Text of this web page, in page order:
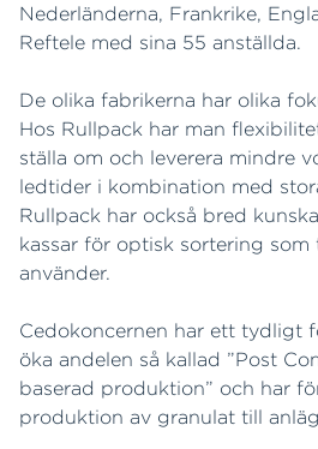
Nederländerna, Frankrike,
Reftele med sina 55 anställda.
De olika fabrikerna har olika
Hos Rullpack har man
ställa om och leverera mindre
ledtider i kombination med
Rullpack har också bred
kassar för optisk sortering som
använder.
Cedokoncernen har ett tydligt
öka andelen så kallad ”Post
baserad produktion” och har
produktion av granulat till